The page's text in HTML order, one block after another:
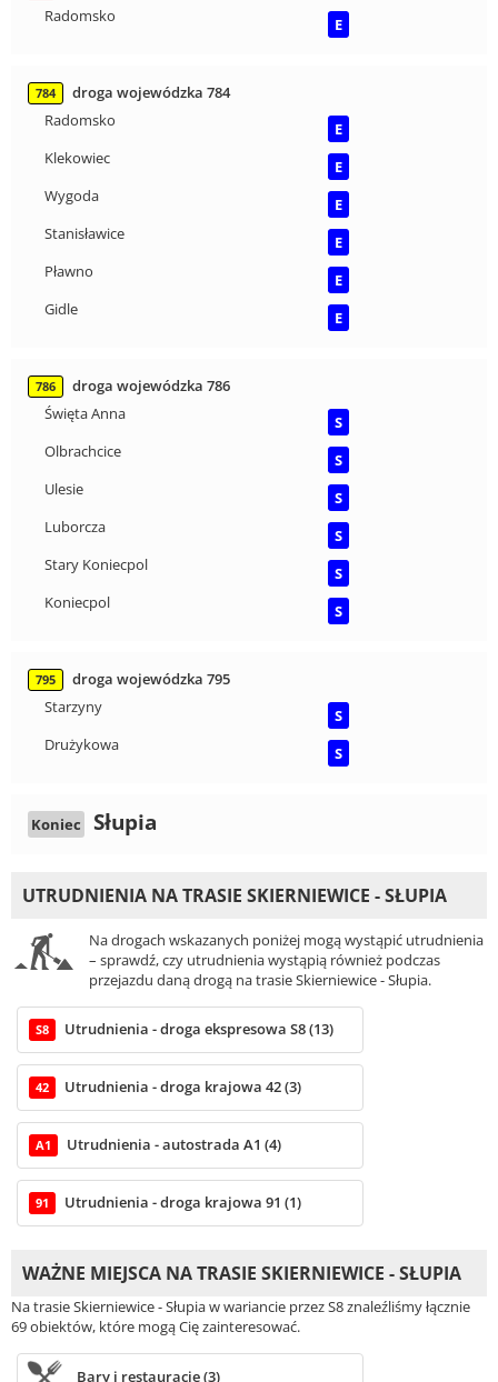
Radomsko
E
784
droga wojewódzka 784
Radomsko
E
Klekowiec
E
Wygoda
E
Stanisławice
E
Pławno
E
Gidle
E
786
droga wojewódzka 786
Święta Anna
S
Olbrachcice
S
Ulesie
S
Luborcza
S
Stary Koniecpol
S
Koniecpol
S
795
droga wojewódzka 795
Starzyny
S
Drużykowa
S
Koniec Słupia
UTRUDNIENIA NA TRASIE SKIERNIEWICE - SŁUPIA
Na drogach wskazanych poniżej mogą wystąpić utrudnienia
– sprawdź, czy utrudnienia wystąpią również podczas
przejazdu daną drogą na trasie Skierniewice - Słupia.
S8 Utrudnienia - droga ekspresowa S8 (13)
42 Utrudnienia - droga krajowa 42 (3)
A1 Utrudnienia - autostrada A1 (4)
91 Utrudnienia - droga krajowa 91 (1)
WAŻNE MIEJSCA NA TRASIE SKIERNIEWICE - SŁUPIA
Na trasie Skierniewice - Słupia w wariancie przez S8 znaleźliśmy łącznie
69 obiektów, które mogą Cię zainteresować.
Bary i restauracje (3)